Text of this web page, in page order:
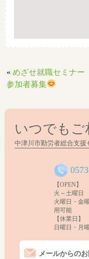
«めざせ就職セミナ
参加者募集
いつでもご
中津川市勤労者総合支援
【OPEN】
火～土曜日
火曜日・金
用可能
【休業日】
日曜日・月
メールからの